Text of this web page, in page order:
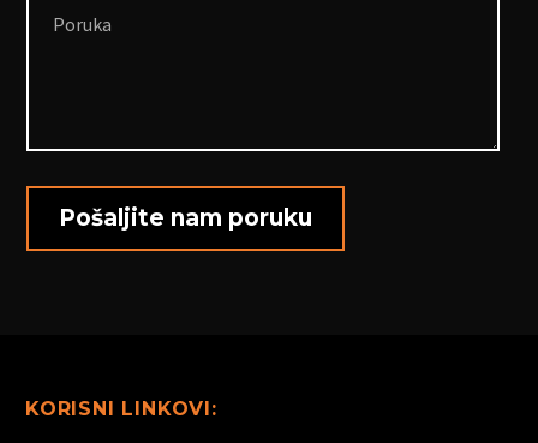
KORISNI LINKOVI: